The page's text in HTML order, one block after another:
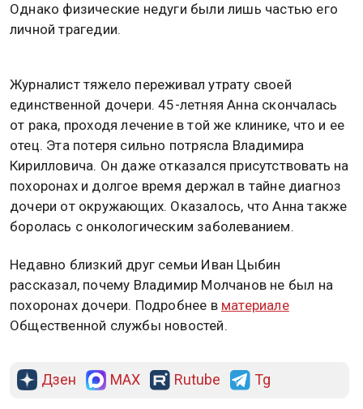
Однако физические недуги были лишь частью его
личной трагедии.
Журналист тяжело переживал утрату своей
единственной дочери. 45-летняя Анна скончалась
от рака, проходя лечение в той же клинике, что и ее
отец. Эта потеря сильно потрясла Владимира
Кирилловича. Он даже отказался присутствовать на
похоронах и долгое время держал в тайне диагноз
дочери от окружающих. Оказалось, что Анна также
боролась с онкологическим заболеванием.
Недавно близкий друг семьи Иван Цыбин
рассказал, почему Владимир Молчанов не был на
похоронах дочери. Подробнее в материале
Общественной службы новостей.
Дзен MAX Rutube Tg